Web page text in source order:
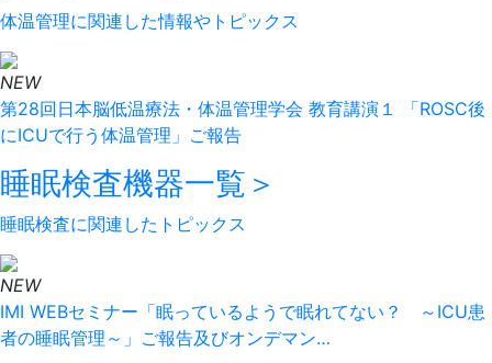
体温管理に関連した情報やトピックス
NEW
第28回日本脳低温療法・体温管理学会 教育講演１ 「ROSC後
にICUで行う体温管理」ご報告
睡眠検査機器一覧＞
睡眠検査に関連したトピックス
NEW
IMI WEBセミナー「眠っているようで眠れてない？ ～ICU患
者の睡眠管理～」ご報告及びオンデマン…